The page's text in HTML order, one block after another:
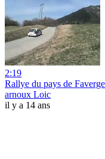
2:19
Rallye du pays de
arnoux Loic
il y a 14 ans